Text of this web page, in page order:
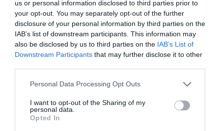
us or personal information disclosed to third parties prior to
your opt-out. You may separately opt-out of the further
disclosure of your personal information by third parties on the
IAB’s list of downstream participants. This information may
also be disclosed by us to third parties on the IAB’s List of
Downstream Participants that may further disclose it to other
Personal Data Processing Opt Outs
I want to opt-out of the Sharing of my
personal data.
Opted In
Chatta med karriärcoachen: Så vet du när
du ska byta jobb
1 år sedan 623
När arbetsglöden falnar: Så vet du att det är
dags att byta ...